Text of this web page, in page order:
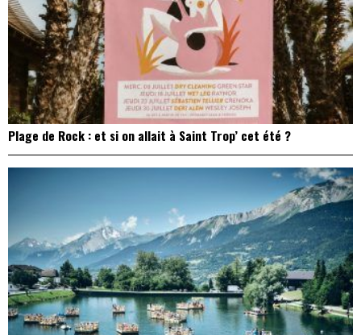
Plage de Rock : et si on allait à Saint Trop’ cet été ?